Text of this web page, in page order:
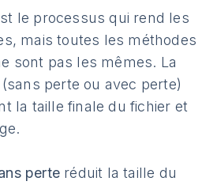
le processus qui rend les
mais toutes les méthodes
sont pas les mêmes. La
perte ou avec perte)
la taille finale du fichier et
perte réduit la taille du